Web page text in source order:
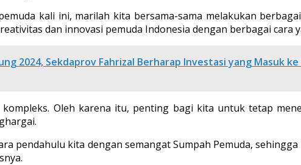
kali ini, marilah kita bersama-sama melakukan
dan innovasi pemuda Indonesia dengan berbagai cara
2024, Sekdaprov Fahrizal Berharap Investasi yang Masuk
Oleh karena itu, penting bagi kita untuk tetap
pendahulu kita dengan semangat Sumpah Pemuda,